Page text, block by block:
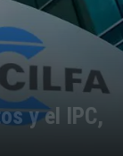
y el IPC,